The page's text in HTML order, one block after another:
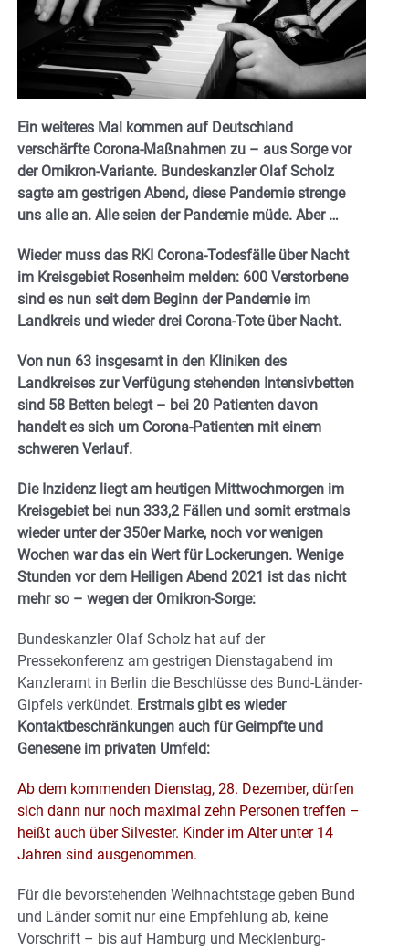
Ein weiteres Mal kommen auf Deutschland
verschärfte Corona-Maßnahmen zu – aus Sorge vor
der Omikron-Variante. Bundeskanzler Olaf Scholz
sagte am gestrigen Abend, diese Pandemie strenge
uns alle an. Alle seien der Pandemie müde. Aber …
Wieder muss das RKI Corona-Todesfälle über Nacht
im Kreisgebiet Rosenheim melden: 600 Verstorbene
sind es nun seit dem Beginn der Pandemie im
Landkreis und wieder drei Corona-Tote über Nacht.
Von nun 63 insgesamt in den Kliniken des
Landkreises zur Verfügung stehenden Intensivbetten
sind 58 Betten belegt – bei 20 Patienten davon
handelt es sich um Corona-Patienten mit einem
schweren Verlauf.
Die Inzidenz liegt am heutigen Mittwochmorgen im
Kreisgebiet bei nun 333,2 Fällen und somit erstmals
wieder unter der 350er Marke, noch vor wenigen
Wochen war das ein Wert für Lockerungen. Wenige
Stunden vor dem Heiligen Abend 2021 ist das nicht
mehr so – wegen der Omikron-Sorge:
Bundeskanzler Olaf Scholz hat auf der
Pressekonferenz am gestrigen Dienstagabend im
Kanzleramt in Berlin die Beschlüsse des Bund-Länder-
Gipfels verkündet. Erstmals gibt es wieder
Kontaktbeschränkungen auch für Geimpfte und
Genesene im privaten Umfeld:
Ab dem kommenden Dienstag, 28. Dezember, dürfen
sich dann nur noch maximal zehn Personen treffen –
heißt auch über Silvester. Kinder im Alter unter 14
Jahren sind ausgenommen.
Für die bevorstehenden Weihnachtstage geben Bund
und Länder somit nur eine Empfehlung ab, keine
Vorschrift – bis auf Hamburg und Mecklenburg-